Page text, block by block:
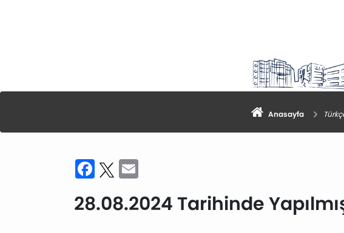
Anasayfa
Facebook
Twitter
28.08.2024 Tarihinde